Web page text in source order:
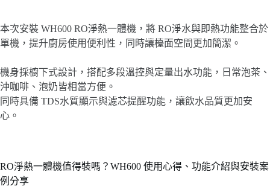
本次安裝 WH600 RO淨熱一體機，將 RO淨水與即熱功能整合於
單機，提升廚房使用便利性，同時讓檯面空間更加簡潔。
機身採櫥下式設計，搭配多段溫控與定量出水功能，日常泡茶、
沖咖啡、泡奶皆相當方便。
同時具備 TDS水質顯示與濾芯提醒功能，讓飲水品質更加安
心。
RO淨熱一體機值得裝嗎？WH600 使用心得、功能介紹與安裝案
例分享